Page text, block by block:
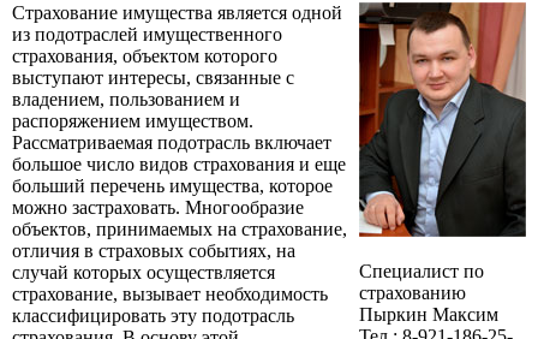
Страхование имущества является одной
из подотраслей имущественного
страхования, объектом которого
выступают интересы, связанные с
владением, пользованием и
распоряжением имуществом.
Рассматриваемая подотрасль включает
большое число видов страхования и еще
больший перечень имущества, которое
можно застраховать. Многообразие
объектов, принимаемых на страхование,
отличия в страховых событиях, на
случай которых осуществляется
страхование, вызывает необходимость
классифицировать эту подотрасль
Специалист по
страхованию
Пыркин Максим